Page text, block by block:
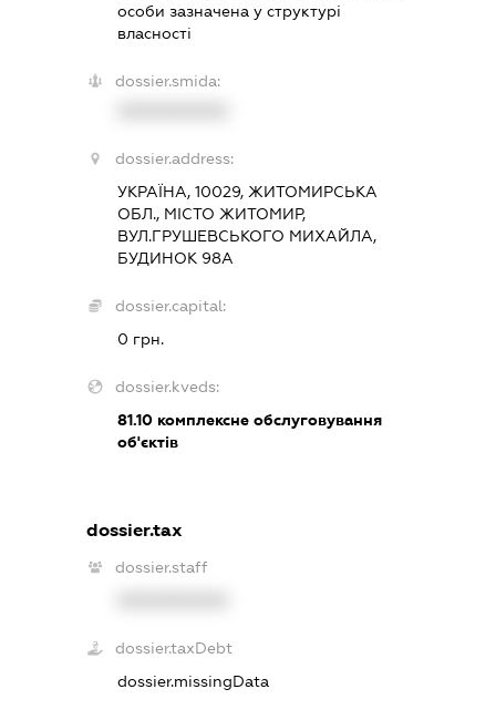
особи зазначена у структурі
власності
dossier.smida:
dossier.address:
УКРАЇНА, 10029, ЖИТОМИРСЬКА
ОБЛ., МІСТО ЖИТОМИР,
ВУЛ.ГРУШЕВСЬКОГО МИХАЙЛА,
БУДИНОК 98А
dossier.capital:
0 грн.
dossier.kveds:
81.10 комплексне обслуговування
об'єктів
dossier.tax
dossier.staff
dossier.taxDebt
dossier.missingData